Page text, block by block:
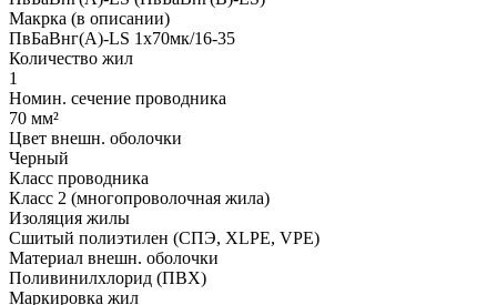
Макрка (в описании)
ПвБаВнг(A)-LS 1х70мк/16-35
Количество жил
1
Номин. сечение проводника
70 мм²
Цвет внешн. оболочки
Черный
Класс проводника
Класс 2 (многопроволочная жила)
Изоляция жилы
Сшитый полиэтилен (СПЭ, XLPE, VPE)
Материал внешн. оболочки
Поливинилхлорид (ПВХ)
Маркировка жил